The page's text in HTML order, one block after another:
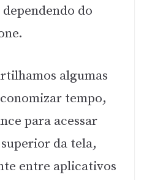
do
algumas
tempo,
para acessar
da tela,
entre aplicativos